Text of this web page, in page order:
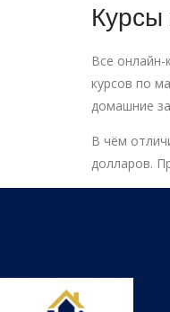
Курсы
Все
курсов по
домашние
В чём
долларов.